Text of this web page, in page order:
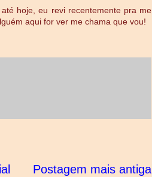
hoje, eu revi recentemente pra me
aqui for ver me chama que vou!
Postagem mais antiga